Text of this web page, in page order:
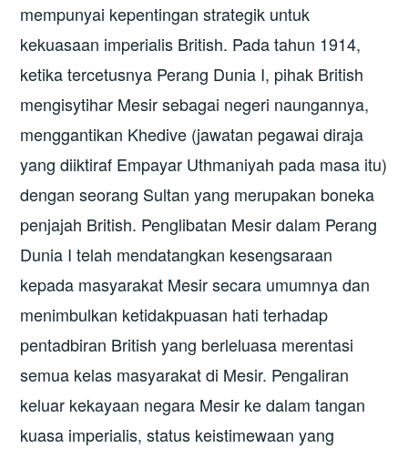
mempunyai kepentingan strategik untuk
kekuasaan imperialis British. Pada tahun 1914,
ketika tercetusnya Perang Dunia I, pihak British
mengisytihar Mesir sebagai negeri naungannya,
menggantikan Khedive (jawatan pegawai diraja
yang diiktiraf Empayar Uthmaniyah pada masa itu)
dengan seorang Sultan yang merupakan boneka
penjajah British. Penglibatan Mesir dalam Perang
Dunia I telah mendatangkan kesengsaraan
kepada masyarakat Mesir secara umumnya dan
menimbulkan ketidakpuasan hati terhadap
pentadbiran British yang berleluasa merentasi
semua kelas masyarakat di Mesir. Pengaliran
keluar kekayaan negara Mesir ke dalam tangan
kuasa imperialis, status keistimewaan yang